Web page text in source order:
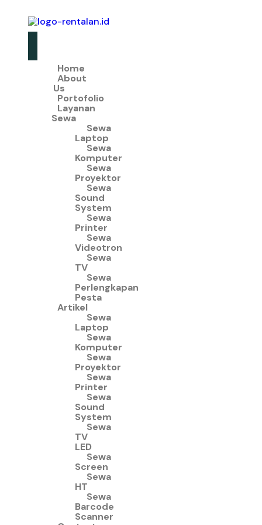
Home
About
Us
Portofolio
Layanan
Sewa
Sewa
Laptop
Sewa
Komputer
Sewa
Proyektor
Sewa
Sound
System
Sewa
Printer
Sewa
Videotron
Sewa
TV
Sewa
Perlengkapan
Pesta
Artikel
Sewa
Laptop
Sewa
Komputer
Sewa
Proyektor
Sewa
Printer
Sewa
Sound
System
Sewa
TV
LED
Sewa
Screen
Sewa
HT
Sewa
Barcode
Scanner